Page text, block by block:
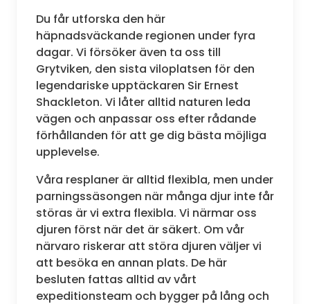
Du får utforska den här
häpnadsväckande regionen under fyra
dagar. Vi försöker även ta oss till
Grytviken, den sista viloplatsen för den
legendariske upptäckaren Sir Ernest
Shackleton. Vi låter alltid naturen leda
vägen och anpassar oss efter rådande
förhållanden för att ge dig bästa möjliga
upplevelse.
Våra resplaner är alltid flexibla, men under
parningssäsongen när många djur inte får
störas är vi extra flexibla. Vi närmar oss
djuren först när det är säkert. Om vår
närvaro riskerar att störa djuren väljer vi
att besöka en annan plats. De här
besluten fattas alltid av vårt
expeditionsteam och bygger på lång och